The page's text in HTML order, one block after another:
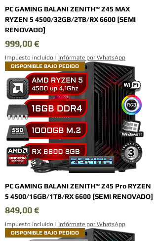
PC GAMING BALANI ZENITH™ Z45 MAX
RYZEN 5 4500/32GB/2TB/RX 6600 [SEMI
RENOVADO]
Precio
999,00 €
Impuesto incluido | Infórmate por WhatsApp
DISPONIBLE BAJO PEDIDO
PC GAMING BALANI ZENITH™ Z45 Pro RYZEN
5 4500/16GB/1TB/RX 6600 [SEMI RENOVADO]
Precio
849,00 €
Impuesto incluido | Infórmate por WhatsApp
DISPONIBLE BAJO PEDIDO